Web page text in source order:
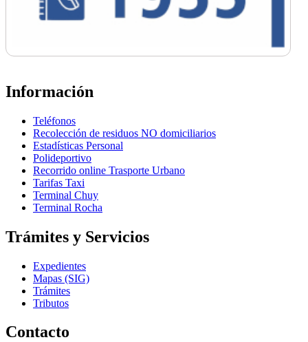
Información
Teléfonos
Recolección de residuos NO domiciliarios
Estadísticas Personal
Polideportivo
Recorrido online Trasporte Urbano
Tarifas Taxi
Terminal Chuy
Terminal Rocha
Trámites y Servicios
Expedientes
Mapas (SIG)
Trámites
Tributos
Contacto